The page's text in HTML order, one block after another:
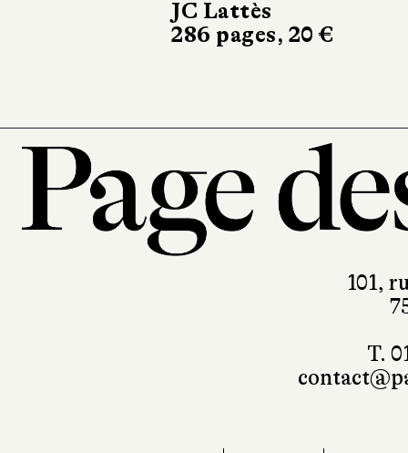
JC Lattès
286 pages, 20 €
Marchialy
450 pages, 23 €
101,
T.